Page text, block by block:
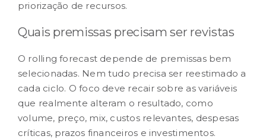
priorização de recursos.
Quais premissas precisam ser revistas
O rolling forecast depende de premissas bem
selecionadas. Nem tudo precisa ser reestimado a
cada ciclo. O foco deve recair sobre as variáveis
que realmente alteram o resultado, como
volume, preço, mix, custos relevantes, despesas
críticas, prazos financeiros e investimentos.